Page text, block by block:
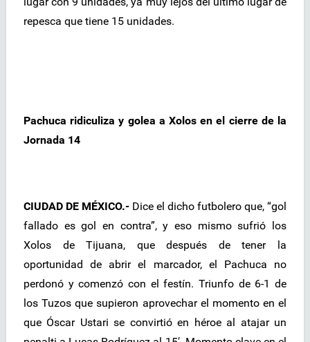
repesca que tiene 15 unidades.
Pachuca ridiculiza y golea a Xolos en el cierre de la
Jornada 14
CIUDAD DE MÉXICO.- Dice el dicho futbolero que, “gol
fallado es gol en contra”, y eso mismo sufrió los
Xolos de Tijuana, que después de tener la
oportunidad de abrir el marcador, el Pachuca no
perdonó y comenzó con el festín. Triunfo de 6-1 de
los Tuzos que supieron aprovechar el momento en el
que Óscar Ustari se convirtió en héroe al atajar un